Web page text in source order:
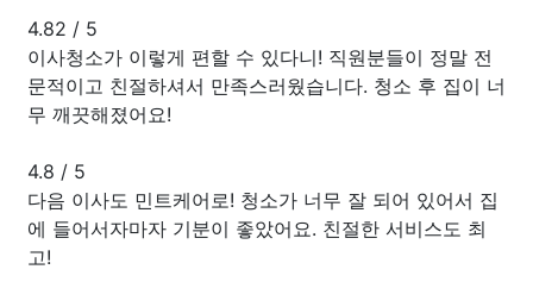
4.82 / 5
이사청소가 이렇게 편할 수 있다니! 직원분들이 정말 전
문적이고 친절하셔서 만족스러웠습니다. 청소 후 집이 너
무 깨끗해졌어요!
4.8 / 5
다음 이사도 민트케어로! 청소가 너무 잘 되어 있어서 집
에 들어서자마자 기분이 좋았어요. 친절한 서비스도 최
고!